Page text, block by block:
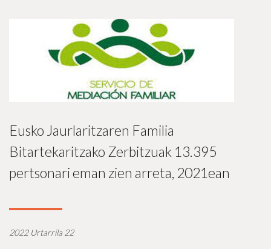
Eusko Jaurlaritzaren Familia
Bitartekaritzako Zerbitzuak 13.395
pertsonari eman zien arreta, 2021ean
2022 Urtarrila 22